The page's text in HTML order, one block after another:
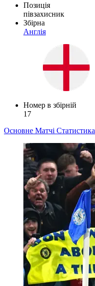
Позиція
півзахисник
Збірна
Англія
Номер в збірній
17
Основне Матчі Статистика